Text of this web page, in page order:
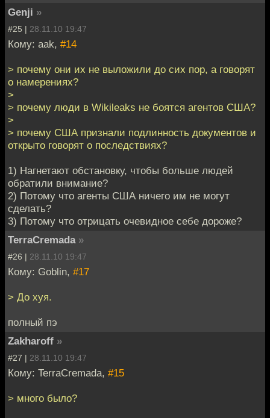
Genji »
#25 | 28.11.10 19:47
Кому: aak, #14
> почему они их не выложили до сих пор, а говорят
о намерениях?
>
> почему люди в Wikileaks не боятся агентов США?
>
> почему США признали подлинность документов и
открыто говорят о последствиях?
1) Нагнетают обстановку, чтобы больше людей
обратили внимание?
2) Потому что агенты США ничего им не могут
сделать?
3) Потому что отрицать очевидное себе дороже?
TerraCremada »
#26 | 28.11.10 19:47
Кому: Goblin, #17
> До хуя.
полный пэ
Zakharoff »
#27 | 28.11.10 19:47
Кому: TerraCremada, #15
> много было?